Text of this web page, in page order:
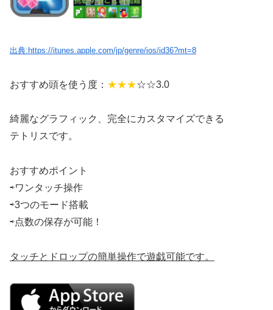
出典:https://itunes.apple.com/jp/genre/ios/id36?mt=8
おすすめ頭を使う度： ★★★☆☆3.0
綺麗なグラフィック、完全にカスタマイズできる
テトリスです。
おすすめポイント
⇨ワンタッチ操作
⇨3つのモード搭載
⇨点数の保存が可能！
タッチとドロップの簡単操作で遊戯可能です。